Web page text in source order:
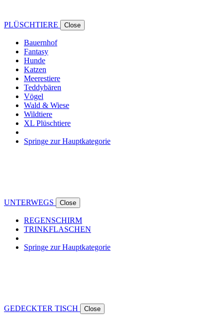
PLÜSCHTIERE Close
Bauernhof
Fantasy
Hunde
Katzen
Meerestiere
Teddybären
Vögel
Wald & Wiese
Wildtiere
XL Plüschtiere
Springe zur Hauptkategorie
UNTERWEGS Close
REGENSCHIRM
TRINKFLASCHEN
Springe zur Hauptkategorie
GEDECKTER TISCH Close